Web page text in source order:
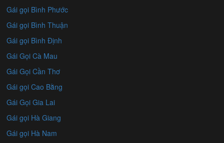
Gái gọi Bình Phước
Gái gọi Bình Thuận
Gái gọi Bình Định
Gái Gọi Cà Mau
Gái Gọi Cần Thơ
Gái gọi Cao Bằng
Gái Gọi Gia Lai
Gái gọi Hà Giang
Gái gọi Hà Nam